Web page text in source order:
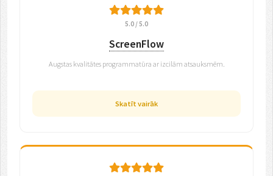
5.0 / 5.0
ScreenFlow
Augstas kvalitātes programmatūra ar izcilām atsauksmēm.
Skatīt vairāk